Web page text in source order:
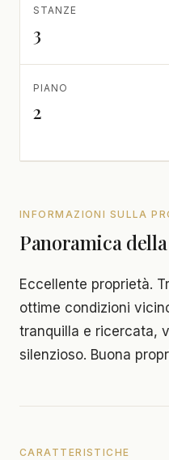
STANZE
3
PIANO
2
INFORMAZIONI SULLA
Panoramica
Eccellente proprietà.
ottime condizioni
tranquilla e ricercata,
silenzioso. Buona
CARATTERISTICHE